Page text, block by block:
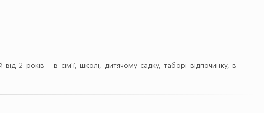
2 років – в сім'ї, школі, дитячому садку, таборі відпочинку, в